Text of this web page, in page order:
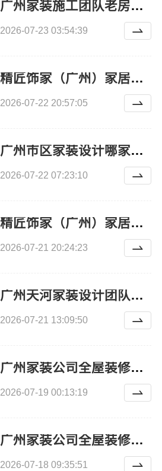
广州家装施工团队老房翻新精匠饰家优选
2026-07-23 03:54:39
精匠饰家（广州）家居建材有限公司天河拎包入住设计
2026-07-22 20:57:05
广州市区家装设计哪家好毛坯房精匠饰家（广州）家居建材有限公司
2026-07-22 07:23:10
精匠饰家（广州）家居建材有限公司广州市区新房报价
2026-07-21 20:24:23
广州天河家装设计团队拎包入住，精匠饰家全生态
2026-07-21 13:09:50
广州家装公司全屋装修首选精匠饰家
2026-07-19 00:13:19
广州家装公司全屋装修，选精匠饰家更省心
2026-07-18 09:35:51